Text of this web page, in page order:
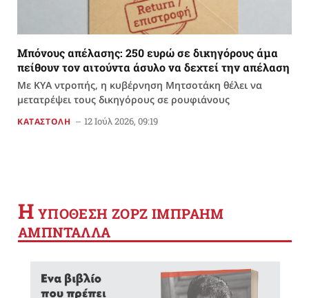
Μπόνους απέλασης: 250 ευρώ σε δικηγόρους άμα
πείθουν τον αιτούντα άσυλο να δεχτεί την απέλαση
Με ΚΥΑ ντροπής, η κυβέρνηση Μητσοτάκη θέλει να
μετατρέψει τους δικηγόρους σε ρουφιάνους
ΚΑΤΑΣΤΟΛΗ 12 Ιούλ 2026, 09:19
Η YΠΟΘΕΣΗ ΖΟΡΖ ΙΜΠΡΑΗΜ
ΑΜΠΝΤΑΛΛΑ